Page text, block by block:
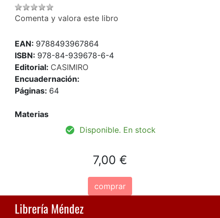
Comenta y valora este libro
EAN: 9788493967864
ISBN: 978-84-939678-6-4
Editorial: CASIMIRO
Encuadernación:
Páginas: 64
Materias
Disponible. En stock
7,00 €
comprar
Librería Méndez